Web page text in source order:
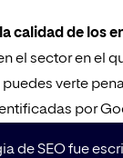
calidad de los
el sector en el
verte
por
de SEO fue